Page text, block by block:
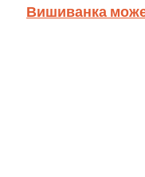
Вишиванка може